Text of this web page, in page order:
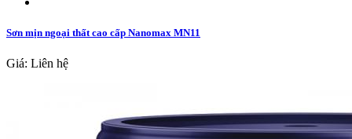
Sơn mịn ngoại thất cao cấp Nanomax MN11
Giá: Liên hệ